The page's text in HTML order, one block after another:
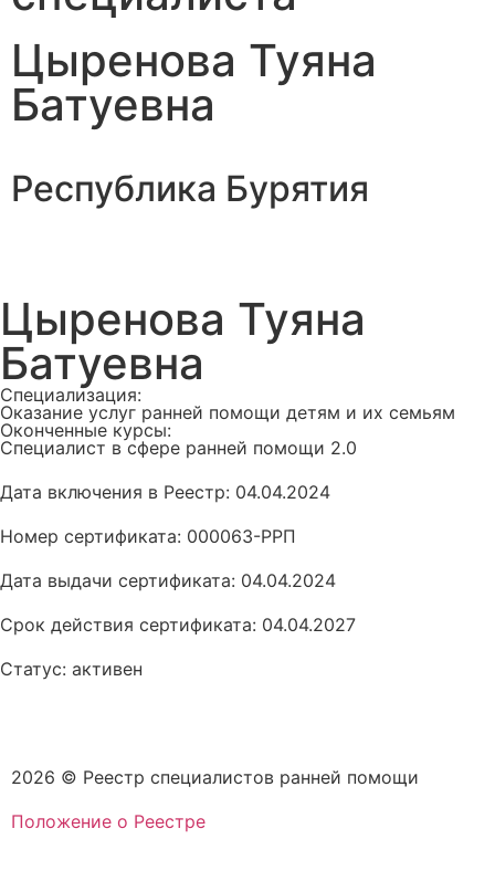
Цыренова Туяна
Батуевна
Республика Бурятия
Цыренова Туяна
Батуевна
Специализация:
Оказание услуг ранней помощи детям и их семьям
Оконченные курсы:
Специалист в сфере ранней помощи 2.0
Дата включения в Реестр: 04.04.2024
Номер сертификата: 000063-РРП
Дата выдачи сертификата: 04.04.2024
Срок действия сертификата: 04.04.2027
Статус: активен
2026 © Реестр специалистов ранней помощи
Положение о Реестре